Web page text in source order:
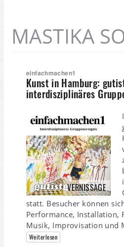
MASTIKA
einfachmachen1
Kunst in Hamburg:
interdisziplinäres
VERNISSAGE
statt. Besucher können
Performance, Installation,
Musik, Improvisation und
Weiterlesen